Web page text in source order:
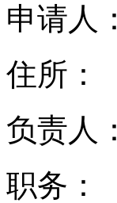
申请人：
住所：
负责人：
职务：